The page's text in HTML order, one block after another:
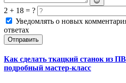
2 + 18 = ?
Уведомлять о новых
ответах
Отправить
Как сделать ткацкий станок из
подробный мастер-класс